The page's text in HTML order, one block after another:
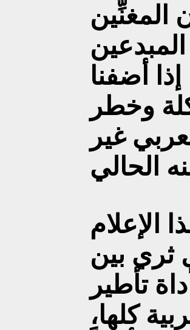
المغنِّين
أضفنا
وخطر
غير
الإعلام
ثري بين
تأطير
كلها،